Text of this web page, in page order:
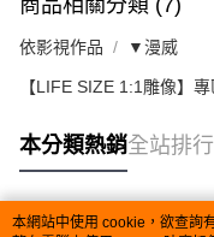
依影視作品 ▼漫威
【LIFE SIZE 1:1雕像】專
本分類熱銷全站排行
本網站中使用 cookie，欲查詢